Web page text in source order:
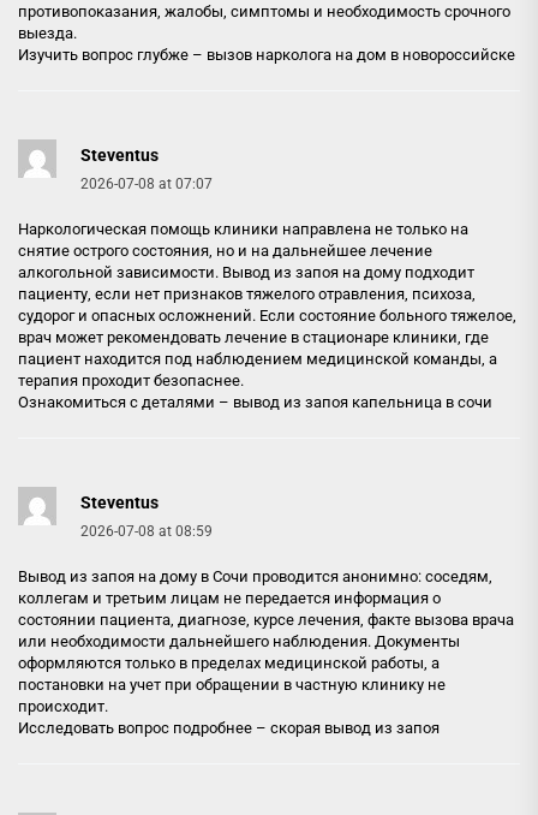
противопоказания, жалобы, симптомы и необходимость срочного
выезда.
Изучить вопрос глубже – вызов нарколога на дом в новороссийске
Steventus
2026-07-08 at 07:07
Наркологическая помощь клиники направлена не только на
снятие острого состояния, но и на дальнейшее лечение
алкогольной зависимости. Вывод из запоя на дому подходит
пациенту, если нет признаков тяжелого отравления, психоза,
судорог и опасных осложнений. Если состояние больного тяжелое,
врач может рекомендовать лечение в стационаре клиники, где
пациент находится под наблюдением медицинской команды, а
терапия проходит безопаснее.
Ознакомиться с деталями – вывод из запоя капельница в сочи
Steventus
2026-07-08 at 08:59
Вывод из запоя на дому в Сочи проводится анонимно: соседям,
коллегам и третьим лицам не передается информация о
состоянии пациента, диагнозе, курсе лечения, факте вызова врача
или необходимости дальнейшего наблюдения. Документы
оформляются только в пределах медицинской работы, а
постановки на учет при обращении в частную клинику не
происходит.
Исследовать вопрос подробнее – скорая вывод из запоя